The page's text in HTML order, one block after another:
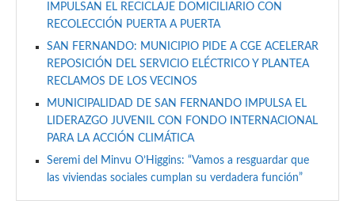
IMPULSAN EL RECICLAJE DOMICILIARIO CON
RECOLECCIÓN PUERTA A PUERTA
SAN FERNANDO: MUNICIPIO PIDE A CGE ACELERAR
REPOSICIÓN DEL SERVICIO ELÉCTRICO Y PLANTEA
RECLAMOS DE LOS VECINOS
MUNICIPALIDAD DE SAN FERNANDO IMPULSA EL
LIDERAZGO JUVENIL CON FONDO INTERNACIONAL
PARA LA ACCIÓN CLIMÁTICA
Seremi del Minvu O’Higgins: “Vamos a resguardar que
las viviendas sociales cumplan su verdadera función”